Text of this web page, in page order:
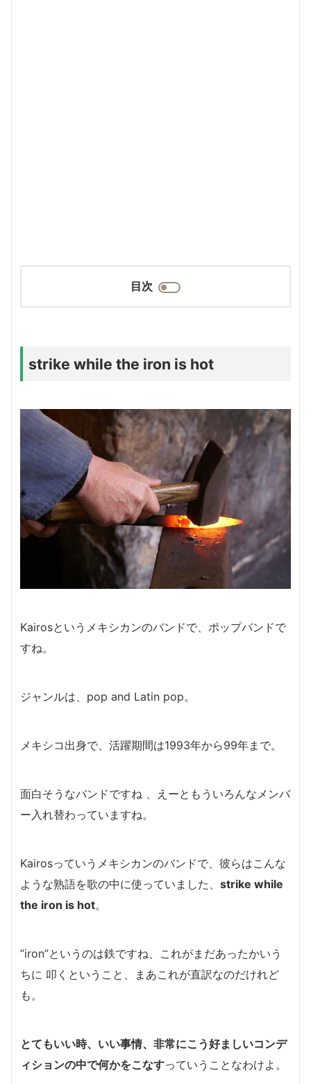
目次
strike while the iron is hot
Kairosというメキシカンのバンドで、ポップバンドで
すね。
ジャンルは、pop and Latin pop。
メキシコ出身で、 活躍期間は1993年から99年まで。
面白そうなバンドですね 、
えーともういろんなメンバ
ー入れ替わっていますね。
Kairosっていうメキシカンのバンドで、彼らはこんな
ような熟語を歌の中に使っていました、 strike while
the iron is hot。
”iron”というのは鉄ですね、これがまだあったかいう
ちに 叩くということ、まあこれが直訳なのだけれど
も。
とてもいい時、いい事情、非常にこう好ましいコンデ
ィションの中で何かをこなすっていうことなわけよ。